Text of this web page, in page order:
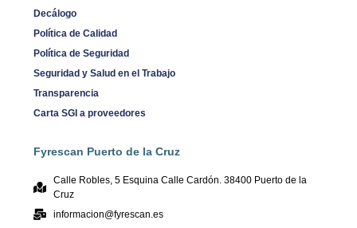
Decálogo
Política de Calidad
Política de Seguridad
Seguridad y Salud en el Trabajo
Transparencia
Carta SGI a proveedores
Fyrescan Puerto de la Cruz
Calle Robles, 5 Esquina Calle Cardón. 38400 Puerto de la
Cruz
informacion@fyrescan.es